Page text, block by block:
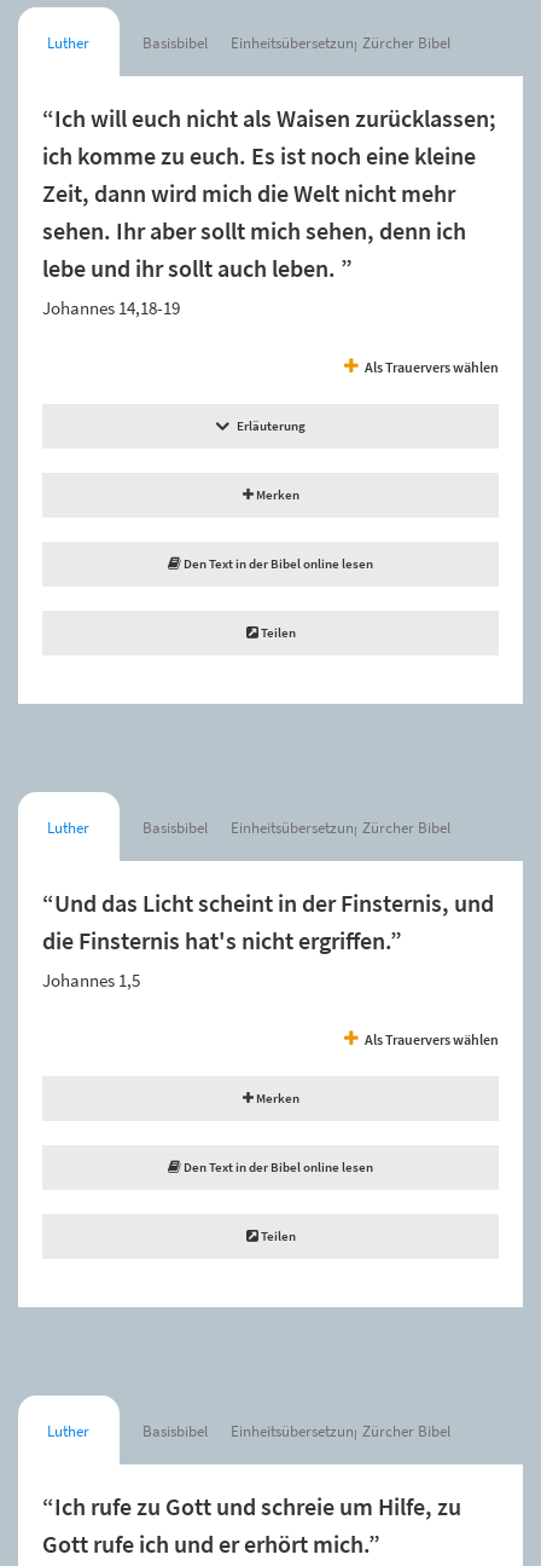
Luther Basisbibel Einheitsübersetzung Zürcher Bibel
“Ich will euch nicht als Waisen zurücklassen;
ich komme zu euch. Es ist noch eine kleine
Zeit, dann wird mich die Welt nicht mehr
sehen. Ihr aber sollt mich sehen, denn ich
lebe und ihr sollt auch leben. ”
Johannes 14,18-19
Als Trauervers wählen
Erläuterung
Merken
Den Text in der Bibel online lesen
Teilen
Luther Basisbibel Einheitsübersetzung Zürcher Bibel
“Und das Licht scheint in der Finsternis, und
die Finsternis hat's nicht ergriffen.”
Johannes 1,5
Als Trauervers wählen
Merken
Den Text in der Bibel online lesen
Teilen
Luther Basisbibel Einheitsübersetzung Zürcher Bibel
“Ich rufe zu Gott und schreie um Hilfe, zu
Gott rufe ich und er erhört mich.”